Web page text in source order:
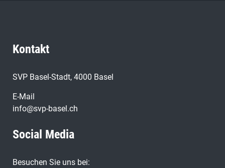
Kontakt
SVP Basel-Stadt, 4000 Basel
E-Mail
info@svp-basel.ch
Social Media
Besuchen Sie uns bei: